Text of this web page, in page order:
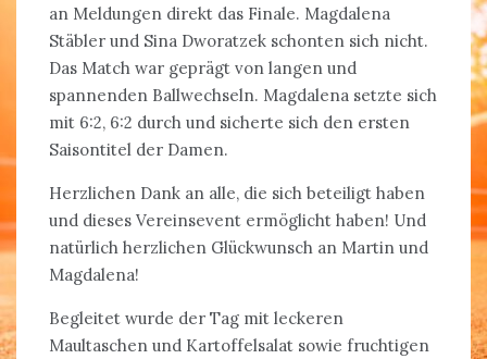
an Meldungen direkt das Finale. Magdalena
Stäbler und Sina Dworatzek schonten sich nicht.
Das Match war geprägt von langen und
spannenden Ballwechseln. Magdalena setzte sich
mit 6:2, 6:2 durch und sicherte sich den ersten
Saisontitel der Damen.
Herzlichen Dank an alle, die sich beteiligt haben
und dieses Vereinsevent ermöglicht haben! Und
natürlich herzlichen Glückwunsch an Martin und
Magdalena!
Begleitet wurde der Tag mit leckeren
Maultaschen und Kartoffelsalat sowie fruchtigen